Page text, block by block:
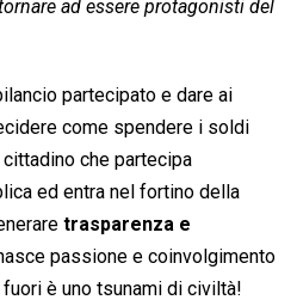
ad essere protagonisti del
partecipato e dare ai
come spendere i soldi
che partecipa
ed entra nel fortino della
trasparenza e
passione e coinvolgimento
è uno tsunami di civiltà!